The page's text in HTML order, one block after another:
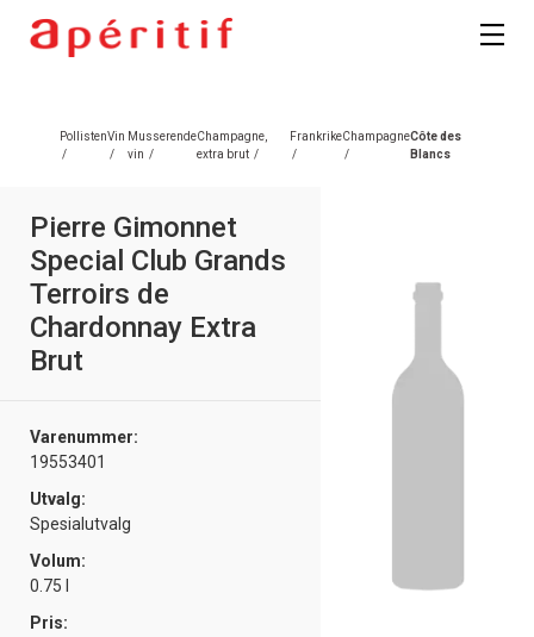
Pollisten
/
Vin
/
Musserende
vin /
Champagne,
extra brut /
Frankrike
/
Champagne
/
Côte des
Blancs
Pierre Gimonnet
Special Club Grands
Terroirs de
Chardonnay Extra
Brut
Varenummer:
19553401
Utvalg:
Spesialutvalg
Volum:
0.75 l
Pris: